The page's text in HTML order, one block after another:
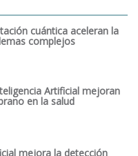
cuántica aceleran la
complejos
Artificial mejoran
en la salud
mejora la detección